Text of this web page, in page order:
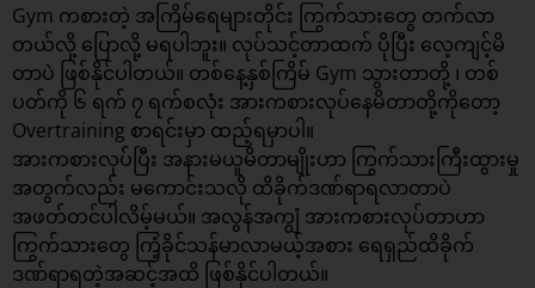
Gym ကစားတဲ့ အကြိမ်ရေများတိုင်း ကြွက်သားတွေ တက်လာ
တယ်လို့ ပြောလို့ မရပါဘူး။ လုပ်သင့်တာထက် ပိုပြီး လေ့ကျင့်မိ
တာပဲ ဖြစ်နိုင်ပါတယ်။ တစ်နေ့နှစ်ကြိမ် Gym သွားတာတို့ ၊ တစ်
ပတ်ကို ၆ ရက် ၇ ရက်စလုံး အားကစားလုပ်နေမိတာတို့ကိုတော့
Overtraining စာရင်းမှာ ထည့်ရမှာပါ။
အားကစားလုပ်ပြီး အနားမယူမိတာမျိုးဟာ ကြွက်သားကြီးထွားမှု
အတွက်လည်း မကောင်းသလို ထိခိုက်ဒဏ်ရာရလာတာပဲ
အဖတ်တင်ပါလိမ့်မယ်။ အလွန်အကျွံ အားကစားလုပ်တာဟာ
ကြွက်သားတွေ ကြံ့ခိုင်သန်မာလာမယ့်အစား ရေရှည်ထိခိုက်
ဒဏ်ရာရတဲ့အဆင့်အထိ ဖြစ်နိုင်ပါတယ်။